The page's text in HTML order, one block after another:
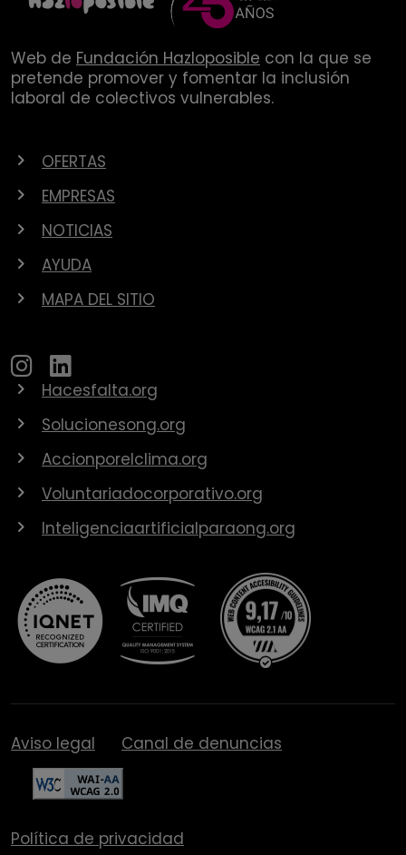
Web de Fundación Hazloposible con la que se
pretende promover y fomentar la inclusión
laboral de colectivos vulnerables.
OFERTAS
EMPRESAS
NOTICIAS
AYUDA
MAPA DEL SITIO
Hacesfalta.org
Solucionesong.org
Accionporelclima.org
Voluntariadocorporativo.org
Inteligenciaartificialparaong.org
Aviso legal Canal de denuncias
Política de privacidad